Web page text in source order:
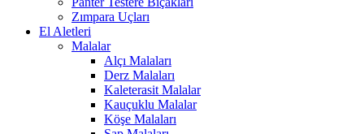
Zımpara Uçları
El Aletleri
Malalar
Alçı Malaları
Derz Malaları
Kaleterasit Malalar
Kauçuklu Malalar
Köşe Malaları